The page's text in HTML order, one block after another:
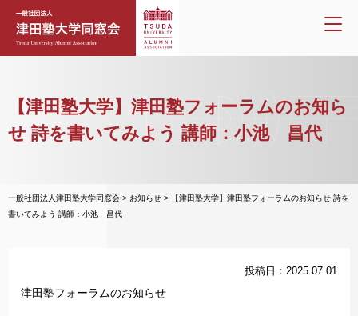
【津田塾大学】津田塾フォーラムのお知ら
せ 詩を書いてみよう 講師：小池 昌代
一般社団法人津田塾大学同窓会 > お知らせ >
【津田塾大学】津田塾フォーラムのお知らせ 詩を
書いてみよう 講師：小池 昌代
投稿日：2025.07.01
津田塾フォーラムのお知らせ